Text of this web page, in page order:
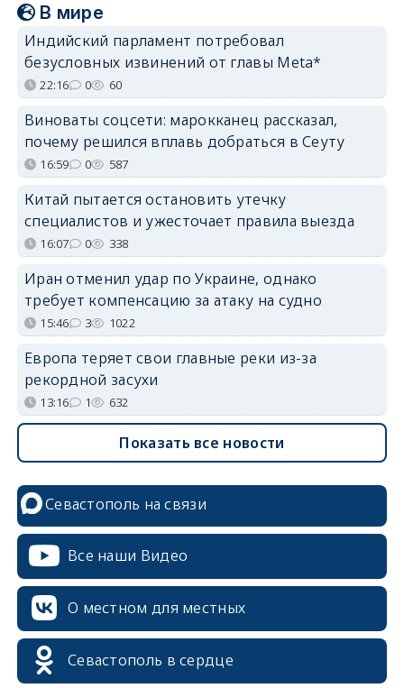
В мире
Индийский парламент потребовал
безусловных извинений от главы Meta*
22:16 0 60
Виноваты соцсети: марокканец рассказал,
почему решился вплавь добраться в Сеуту
16:59 0 587
Китай пытается остановить утечку
специалистов и ужесточает правила выезда
16:07 0 338
Иран отменил удар по Украине, однако
требует компенсацию за атаку на судно
15:46 3 1022
Европа теряет свои главные реки из-за
рекордной засухи
13:16 1 632
Показать все новости
Севастополь на связи
Все наши Видео
О местном для местных
Севастополь в сердце